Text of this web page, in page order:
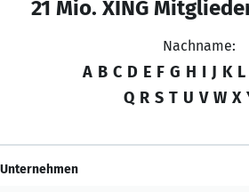
21 Mio. XING
Nachname:
A B C D E F G H I J K L
Q R S T U V W X
Unternehmen